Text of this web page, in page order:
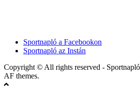
Sportnapló a Facebookon
Sportnapló az Instán
Copyright © All rights reserved - Sportnapló
AF themes.